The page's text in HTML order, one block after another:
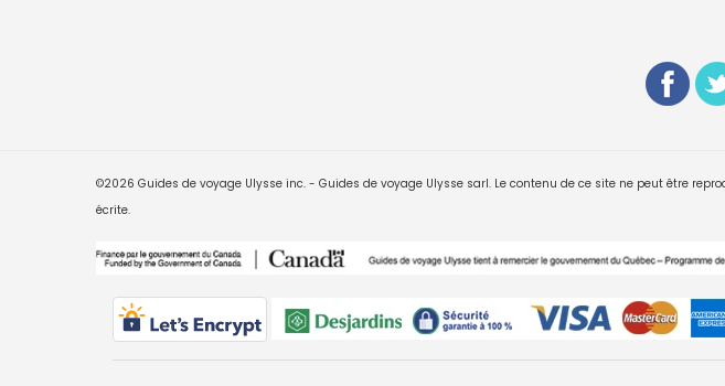
©2026 Guides de voyage Ulysse inc. - Guides de voyage Ulysse sarl. Le contenu de ce site ne peut être
écrite.